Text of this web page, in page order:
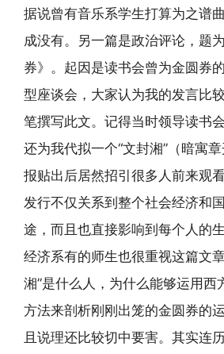
据说曾有音乐系学生打算为之谱
成没有。另一篇是政治评论，题
券》。起因是读书会曾为金圆券
型座谈会，大家认为我的发言比
笔撰写此文。记得当时领导读书
还为我代拟一个“文封湘”（暗寓
报贴出后居然招引很多人前来观
发行不仅关系到整个社会经济和
途，而且也直接影响到每个人的
经济系有的师生也很重视这篇文
湘”是什么人，为什么能够运用西
方法来剖析刚刚出笼的金圆券的
且说理还比较切中要害。其实连